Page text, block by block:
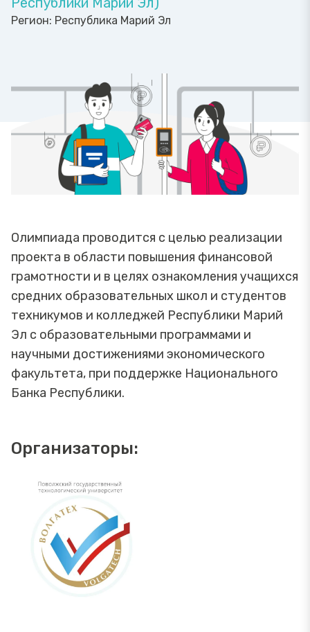
Регион: Республика Марий Эл
Олимпиада проводится с целью реализации
проекта в области повышения финансовой
грамотности и в целях ознакомления учащихся
средних образовательных школ и студентов
техникумов и колледжей Республики Марий
Эл с образовательными программами и
научными достижениями экономического
факультета, при поддержке Национального
Банка Республики.
Организаторы: